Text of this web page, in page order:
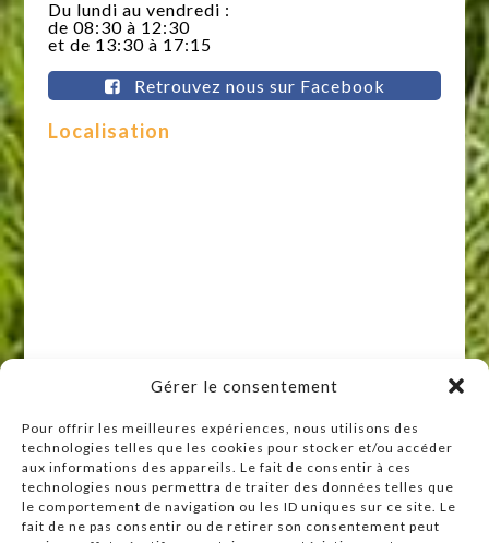
Gérer le consentement
Pour offrir les meilleures expériences, nous utilisons des
technologies telles que les cookies pour stocker et/ou accéder
aux informations des appareils. Le fait de consentir à ces
technologies nous permettra de traiter des données telles que
le comportement de navigation ou les ID uniques sur ce site. Le
fait de ne pas consentir ou de retirer son consentement peut
Du lundi au vendredi :
de 08:30 à 12:30
et de 13:30 à 17:15
Retrouvez nous sur Facebook
Localisation
Raccourcis
Accueil
Actualités